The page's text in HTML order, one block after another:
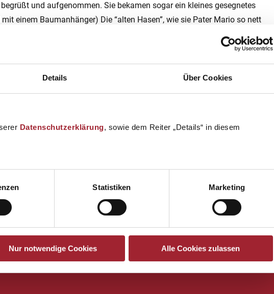
Details Über Cookies
Datenschutzerklärung, sowie dem Reiter „Details“ in diesem
Statistiken Marketing
Nur notwendige Cookies Alle Cookies zulassen
und aufgenommen. Sie bekamen sogar ein kleines gesegnetes
einem Baumanhänger) Die “alten Hasen”, wie sie Pater Mario so nett
ins Schuljahr starten und wurden auch gleich zum Lesen, Singen und
wir alle freuen uns auf ein erfolgreiches neues Schuljahr, in dem wir über